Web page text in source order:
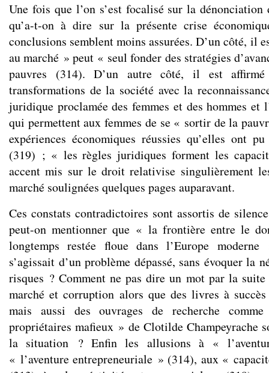
Une fois que l’on s’est focalisé sur la dénonciation
qu’a-t-on à dire sur la présente crise
conclusions semblent moins assurées. D’un côté, il
au marché » peut « seul fonder des stratégies
pauvres (314). D’un autre côté, il est
transformations de la société avec la
juridique proclamée des femmes et des hommes et
qui permettent aux femmes de se « sortir de la
expériences économiques réussies qu’elles ont
(319) ; « les règles juridiques forment les
accent mis sur le droit relativise singulièrement
marché soulignées quelques pages auparavant.
Ces constats contradictoires sont assortis de
peut-on mentionner que « la frontière entre le
longtemps restée floue dans l’Europe
s’agissait d’un problème dépassé, sans évoquer la
risques ? Comment ne pas dire un mot par la
marché et corruption alors que des livres à
mais aussi des ouvrages de recherche
propriétaires mafieux » de Clotilde Champeyrache
la situation ? Enfin les allusions à «
« l’aventure entrepreneuriale » (314), aux «